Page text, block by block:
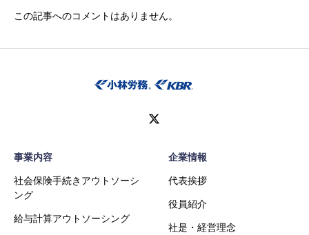
この記事へのコメントはありません。
事業内容
社会保険手続きアウトソーシ
ング
給与計算アウトソーシング
企業情報
代表挨拶
役員紹介
社是・経営理念